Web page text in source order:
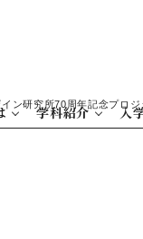
学科紹介 入
ン研究所70周年記念プロ